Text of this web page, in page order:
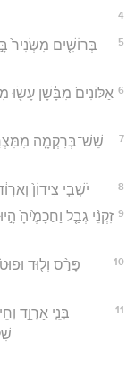
4
5
בְּרוֹשִׁ֤ים מִשְּׂנִיר֙
6 אַלּוֹנִים֙ מִבָּ֔שָׁן עָשׂ֖וּ
7
שֵׁשׁ־בְּרִקְמָ֤ה
8 יֹשְׁבֵ֤י צִידוֹן֙
9 זִקְנֵ֨י גְבַ֤ל וַחֲכָמֶ֙יהָ֙
10
פָּרַ֨ס וְל֤וּד
11
בְּנֵ֧י אַרְוַ֣ד